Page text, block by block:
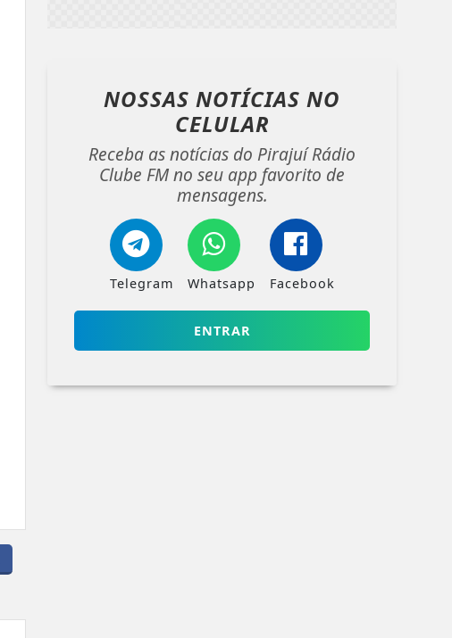
NOSSAS NOTÍCIASNO
CELULAR
Receba as notícias do Pirajuí Rádio
Clube FM no seu app favorito de
mensagens.
Telegram Whatsapp Facebook
ENTRAR